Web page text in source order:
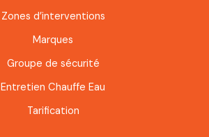
Zones d’interventions
Marques
Groupe de sécurité
Entretien Chauffe Eau
Tarification